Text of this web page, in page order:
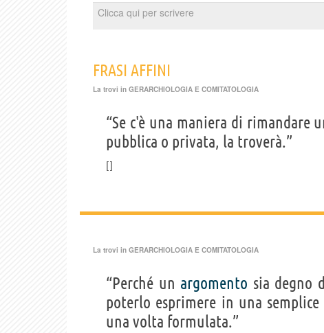
FRASI AFFINI
La trovi in GERARCHIOLOGIA E COMITATOLOGIA
“Se c'è una maniera di rimandare
pubblica o privata, la troverà.”
La trovi in GERARCHIOLOGIA E COMITATOLOGIA
“Perché un argomento sia degno
poterlo esprimere in una semplice
una volta formulata.”